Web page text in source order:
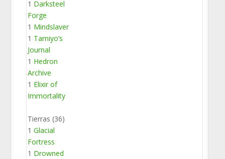
1 Darksteel
Forge
1 Mindslaver
1 Tamiyo’s
Journal
1 Hedron
Archive
1 Elixir of
Immortality
Tierras (36)
1 Glacial
Fortress
1 Drowned